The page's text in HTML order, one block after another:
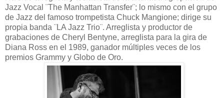
Jazz Vocal ¨The Manhattan Transfer¨; lo mismo con el grupo
de Jazz del famoso trompetista Chuck Mangione; dirige su
propia banda ¨LA Jazz Trio¨. Arreglista y productor de
grabaciones de Cheryl Bentyne, arreglista para la gira de
Diana Ross en el 1989, ganador múltiples veces de los
premios Grammy y Globo de Oro.